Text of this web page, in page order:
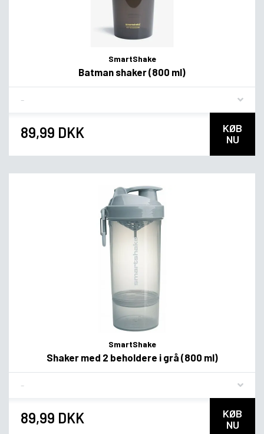
SmartShake
Batman shaker (800 ml)
89,99 DKK
KØB
NU
SmartShake
Shaker med 2 beholdere i grå (800 ml)
89,99 DKK
KØB
NU